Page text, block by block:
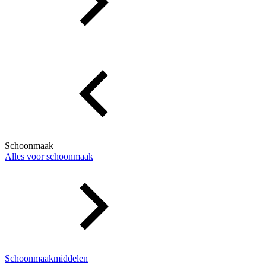
Schoonmaak
Alles voor schoonmaak
Schoonmaakmiddelen